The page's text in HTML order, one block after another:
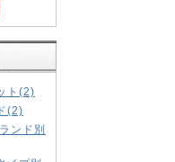
ト(2)
(2)
ンド別